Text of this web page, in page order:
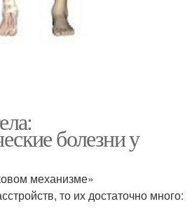
болезни у
механизме»
то их достаточно много: